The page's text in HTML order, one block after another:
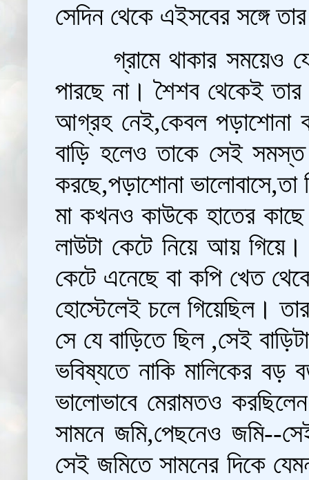
সেদিন থেকে এইসবের সঙ্গে
গ্রামে থাকার সময়েও
পারছে না। শৈশব থেকেই
আগ্রহ নেই,কেবল পড়াশোনা
বাড়ি হলেও তাকে সেই
করছে,পড়াশোনা
মা কখনও কাউকে হাতের কাছে
লাউটা কেটে নিয়ে আয়
কেটে এনেছে বা কপি খেত
হোস্টেলেই চলে গিয়েছিল।
সে যে বাড়িতে ছিল ,সেই
ভবিষ্যতে নাকি মালিকের বড়
ভালোভাবে মেরামতও
সামনে জমি,পেছনেও জমি--
সেই জমিতে সামনের দিকে